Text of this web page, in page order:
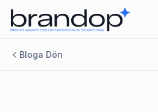
Bloga Dön